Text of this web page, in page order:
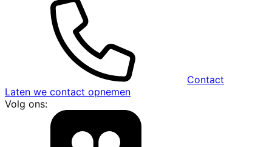
Contact
Laten we contact opnemen
Volg ons: